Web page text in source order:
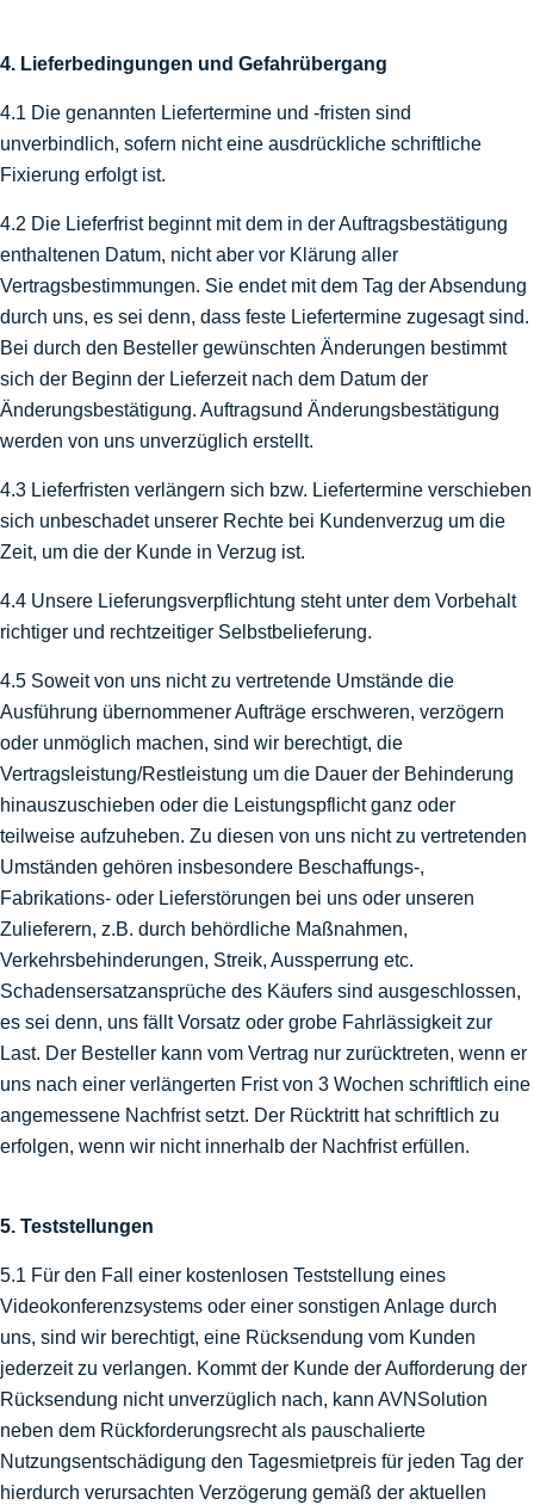
4. Lieferbedingungen und Gefahrübergang
4.1 Die genannten Liefertermine und -fristen sind
unverbindlich, sofern nicht eine ausdrückliche schriftliche
Fixierung erfolgt ist.
4.2 Die Lieferfrist beginnt mit dem in der Auftragsbestätigung
enthaltenen Datum, nicht aber vor Klärung aller
Vertragsbestimmungen. Sie endet mit dem Tag der Absendung
durch uns, es sei denn, dass feste Liefertermine zugesagt sind.
Bei durch den Besteller gewünschten Änderungen bestimmt
sich der Beginn der Lieferzeit nach dem Datum der
Änderungsbestätigung. Auftragsund Änderungsbestätigung
werden von uns unverzüglich erstellt.
4.3 Lieferfristen verlängern sich bzw. Liefertermine verschieben
sich unbeschadet unserer Rechte bei Kundenverzug um die
Zeit, um die der Kunde in Verzug ist.
4.4 Unsere Lieferungsverpflichtung steht unter dem Vorbehalt
richtiger und rechtzeitiger Selbstbelieferung.
4.5 Soweit von uns nicht zu vertretende Umstände die
Ausführung übernommener Aufträge erschweren, verzögern
oder unmöglich machen, sind wir berechtigt, die
Vertragsleistung/Restleistung um die Dauer der Behinderung
hinauszuschieben oder die Leistungspflicht ganz oder
teilweise aufzuheben. Zu diesen von uns nicht zu vertretenden
Umständen gehören insbesondere Beschaffungs-,
Fabrikations- oder Lieferstörungen bei uns oder unseren
Zulieferern, z.B. durch behördliche Maßnahmen,
Verkehrsbehinderungen, Streik, Aussperrung etc.
Schadensersatzansprüche des Käufers sind ausgeschlossen,
es sei denn, uns fällt Vorsatz oder grobe Fahrlässigkeit zur
Last. Der Besteller kann vom Vertrag nur zurücktreten, wenn er
uns nach einer verlängerten Frist von 3 Wochen schriftlich eine
angemessene Nachfrist setzt. Der Rücktritt hat schriftlich zu
erfolgen, wenn wir nicht innerhalb der Nachfrist erfüllen.
5. Teststellungen
5.1 Für den Fall einer kostenlosen Teststellung eines
Videokonferenzsystems oder einer sonstigen Anlage durch
uns, sind wir berechtigt, eine Rücksendung vom Kunden
jederzeit zu verlangen. Kommt der Kunde der Aufforderung der
Rücksendung nicht unverzüglich nach, kann AVNSolution
neben dem Rückforderungsrecht als pauschalierte
Nutzungsentschädigung den Tagesmietpreis für jeden Tag der
hierdurch verursachten Verzögerung gemäß der aktuellen